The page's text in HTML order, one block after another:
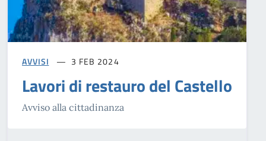
AVVISI 3 FEB 2024
Lavori di restauro del Castello
Avviso alla cittadinanza